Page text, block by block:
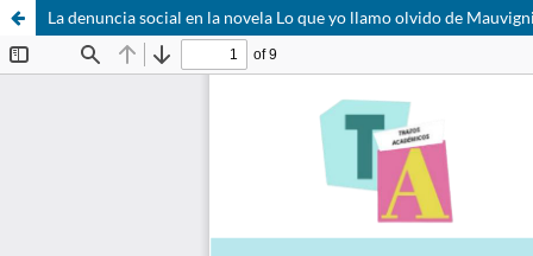
La denuncia social en la novela Lo que yo llamo olvido de